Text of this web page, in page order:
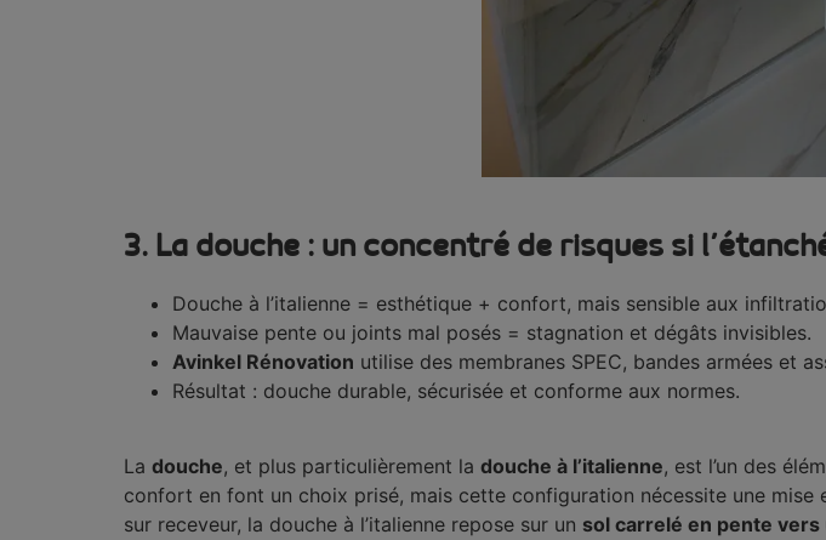
3. La douche : un concentré de risques si
Douche à l’italienne = esthétique + confort, mais sensible aux
Mauvaise pente ou joints mal posés = stagnation et dégâts invisibles.
Avinkel Rénovation utilise des membranes SPEC, bandes armées et
Résultat : douche durable, sécurisée et conforme aux normes.
La douche, et plus particulièrement la douche à l’italienne, est l’un des
confort en font un choix prisé, mais cette configuration nécessite une
sur receveur, la douche à l’italienne repose sur un sol carrelé en pente vers